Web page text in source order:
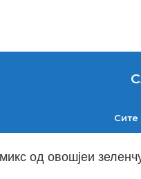
од овошјеи